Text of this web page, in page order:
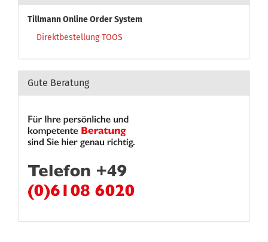
Tillmann Online Order System
Direktbestellung TOOS
Gute Beratung